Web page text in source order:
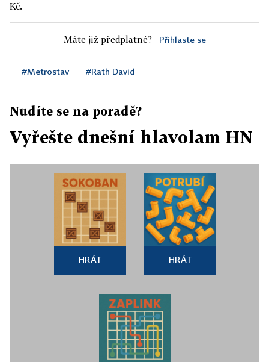
Kč.
Máte již předplatné? Přihlaste se
#Metrostav #Rath David
Nudíte se na poradě?
Vyřešte dnešní hlavolam HN
HRÁT HRÁT